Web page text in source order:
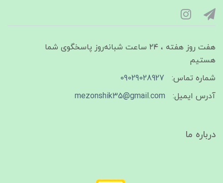
هفت روز هفته ، ۲۴ ساعت شبانه‌روز پاسخگوی شما
هستیم
شماره تماس:
09029028927
آدرس ایمیل:
mezonshik35@gmail.com
درباره ما